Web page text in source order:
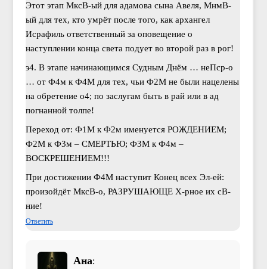
Этот этап МксВ-ый для адамова сына Авеля, МнмВ-
ый для тех, кто умрёт после того, как архангел
Исрафиль ответственный за оповещение о
наступлении конца света подует во второй раз в рог!
э4. В этапе начинающимся Судным Днём … неПср-о
… от Ф4м к Ф4М для тех, чьи Ф2М не были нацелены
на обретение о4; по заслугам быть в рай или в ад
погнанной толпе!
Переход от: Ф1М к Ф2м именуется РОЖДЕНИЕМ;
Ф2М к Ф3м – СМЕРТЬЮ; Ф3М к Ф4м –
ВОСКРЕШЕНИЕМ!!!
При достижении Ф4М наступит Конец всех Эл-ей:
произойдёт МксВ-о, РАЗРУШАЮЩЕ Х-рное их сВ-
ние!
Ответить
Ана: